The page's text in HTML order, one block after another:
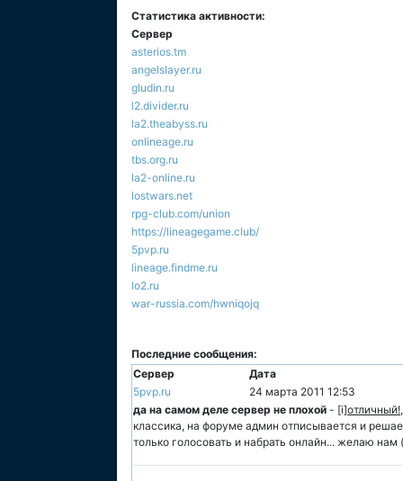
Статистика активности:
Сервер
asterios.tm
angelslayer.ru
gludin.ru
l2.divider.ru
la2.theabyss.ru
onlineage.ru
tbs.org.ru
la2-online.ru
lostwars.net
rpg-club.com/union
https://lineagegame.club/
5pvp.ru
lineage.findme.ru
lo2.ru
war-russia.com/hwniqojq
Последние сообщения:
Сервер
Дата
5pvp.ru
24 марта 2011 12:53
да на самом деле сервер не плохой - [i]отличный!
классика, на форуме админ отписывается и
только голосовать и набрать онлайн... желаю нам